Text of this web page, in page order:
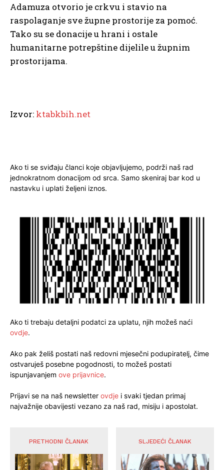
Adamuza otvorio je crkvu i stavio na
raspolaganje sve župne prostorije za pomoć.
Tako su se donacije u hrani i ostale
humanitarne potrepštine dijelile u župnim
prostorijama.
Izvor: ktabkbih.net
Ako ti se sviđaju članci koje objavljujemo, podrži naš rad
jednokratnom donacijom od srca. Samo skeniraj bar kod u
nastavku i uplati željeni iznos.
Ako ti trebaju detaljni podatci za uplatu, njih možeš naći
ovdje.
Ako pak želiš postati naš redovni mjesečni podupiratelj, čime
ostvaruješ posebne pogodnosti, to možeš postati
ispunjavanjem ove prijavnice.
Prijavi se na naš newsletter ovdje i svaki tjedan primaj
najvažnije obavijesti vezano za naš rad, misiju i apostolat.
PRETHODNI ČLANAK SLJEDEĆI ČLANAK